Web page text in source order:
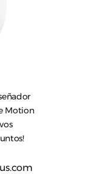
Motion